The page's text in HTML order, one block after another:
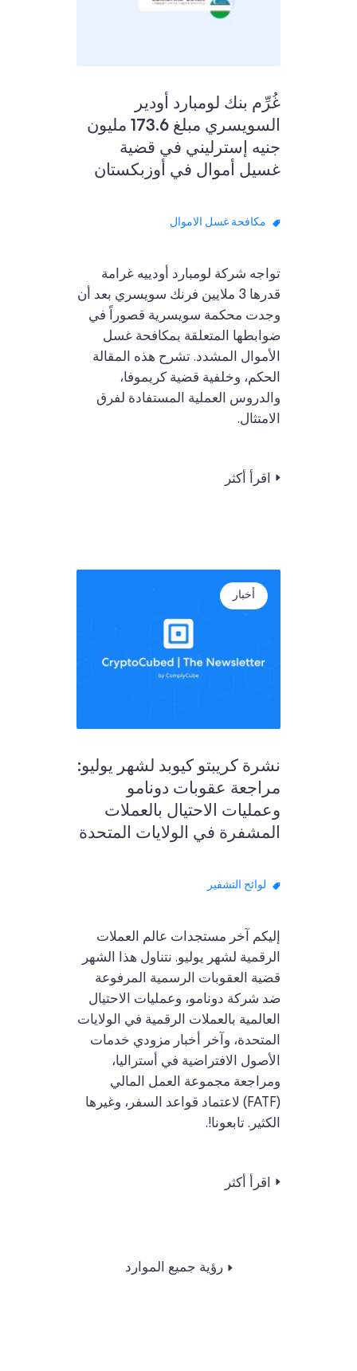
غُرِّم بنك لومبارد أودير
السويسري مبلغ 173.6 مليون
جنيه إسترليني في قضية
غسيل أموال في أوزبكستان
مكافحة غسل الاموال
تواجه شركة لومبارد أودييه غرامة
قدرها 3 ملايين فرنك سويسري بعد أن
وجدت محكمة سويسرية قصوراً في
ضوابطها المتعلقة بمكافحة غسل
الأموال المشدد. تشرح هذه المقالة
الحكم، وخلفية قضية كريموفا،
والدروس العملية المستفادة لفرق
الامتثال.
اقرأ أكثر
أخبار
نشرة كريبتو كيوبد لشهر يوليو:
مراجعة عقوبات دونامو
وعمليات الاحتيال بالعملات
المشفرة في الولايات المتحدة
لوائح التشفير
إليكم آخر مستجدات عالم العملات
الرقمية لشهر يوليو. نتناول هذا الشهر
قضية العقوبات الرسمية المرفوعة
ضد شركة دونامو، وعمليات الاحتيال
العالمية بالعملات الرقمية في الولايات
المتحدة، وآخر أخبار مزودي خدمات
الأصول الافتراضية في أستراليا،
ومراجعة مجموعة العمل المالي
(FATF) لاعتماد قواعد السفر، وغيرها
الكثير. تابعونا!.
اقرأ أكثر
رؤية جميع الموارد